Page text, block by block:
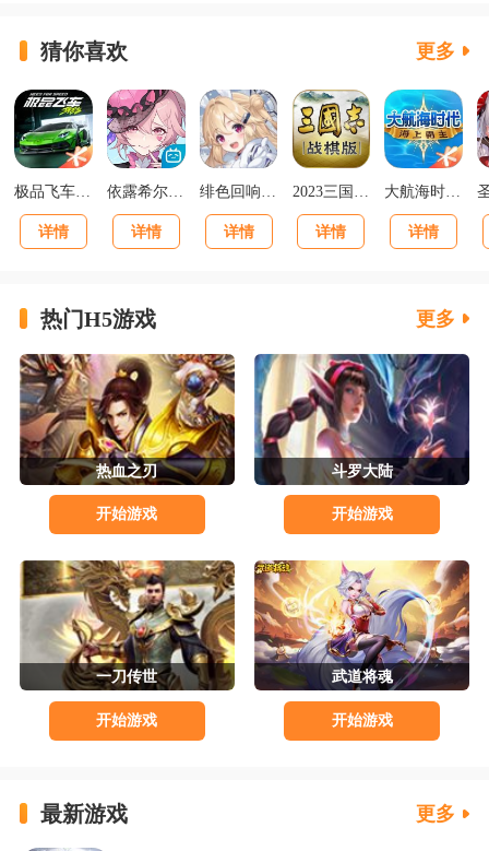
猜你喜欢 更多
详情
依露希尔星晓官方正版
详情 详情 详情 详情
热门H5游戏 更多
热血之刃
开始游戏
斗罗大陆
开始游戏
一刀传世
开始游戏
武道将魂
开始游戏
最新游戏 更多